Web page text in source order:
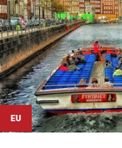
EU